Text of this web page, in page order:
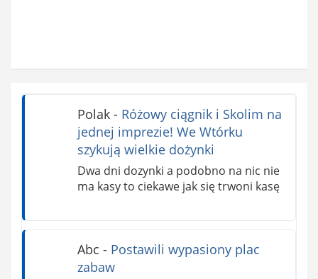
Polak- Różowy ciągnik i Skolim na
jednej imprezie! We Wtórku
szykują wielkie dożynki
Dwa dni dozynki a podobno na nic nie
ma kasy to ciekawe jak się trwoni kasę
Abc - Postawili wypasiony plac
zabaw